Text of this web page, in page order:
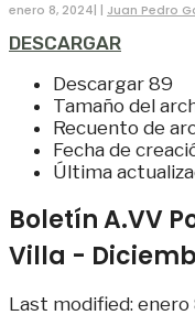
enero 8, 2024| | Juan Pedro
DESCARGAR
Descargar 89
Tamaño del
Recuento de
Fecha de
Última
Boletín A.VV
Villa -
Last modified: enero